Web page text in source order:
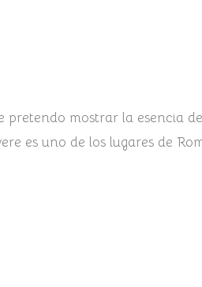
mostrar la esencia
es uno de los lugares de